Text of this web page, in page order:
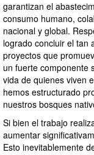
garantizan el
consumo humano,
nacional y global.
logrado concluir el tan
proyectos que
un fuerte componente
vida de quienes viven
hemos estructurado
nuestros bosques
Si bien el trabajo
aumentar
Esto inevitablemente